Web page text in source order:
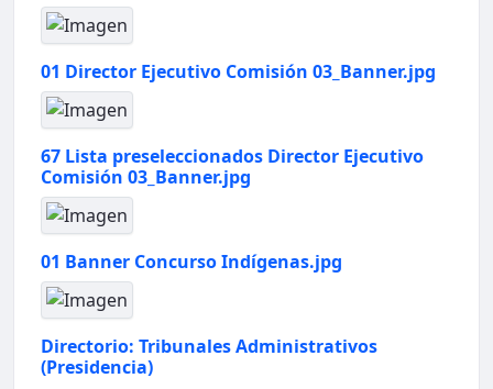
01 Director Ejecutivo Comisión 03_Banner.jpg
67 Lista preseleccionados Director Ejecutivo
Comisión 03_Banner.jpg
01 Banner Concurso Indígenas.jpg
Directorio: Tribunales Administrativos
(Presidencia)